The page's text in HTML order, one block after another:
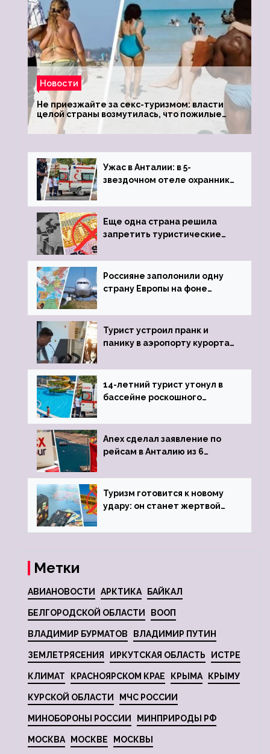
Новости
Не приезжайте за секс-туризмом: власти
целой страны возмутилась, что пожилые
туристки массово едут к ним, чтобы
обзавестись молодыми любовниками
Ужас в Анталии: в 5-
звездочном отеле охранник
пистолета
Еще одна страна решила
запретить туристические
Россияне заполонили одну
страну Европы на фоне
виз
Турист устроил пранк и
панику в аэропорту курорта,
задержке рейса
14-летний турист утонул в
бассейне роскошного
Anex сделал заявление по
рейсам в Анталию из 6
Туризм готовится к новому
удару: он станет жертвой
Метки
АВИАНОВОСТИ АРКТИКА БАЙКАЛ
БЕЛГОРОДСКОЙ ОБЛАСТИ ВООП
ВЛАДИМИР БУРМАТОВ ВЛАДИМИР ПУТИН
ЗЕМЛЕТРЯСЕНИЯ ИРКУТСКАЯ ОБЛАСТЬ ИСТРЕ
КЛИМАТ КРАСНОЯРСКОМ КРАЕ КРЫМА КРЫМУ
КУРСКОЙ ОБЛАСТИ МЧС РОССИИ
МИНОБОРОНЫ РОССИИ МИНПРИРОДЫ РФ
МОСКВА МОСКВЕ МОСКВЫ